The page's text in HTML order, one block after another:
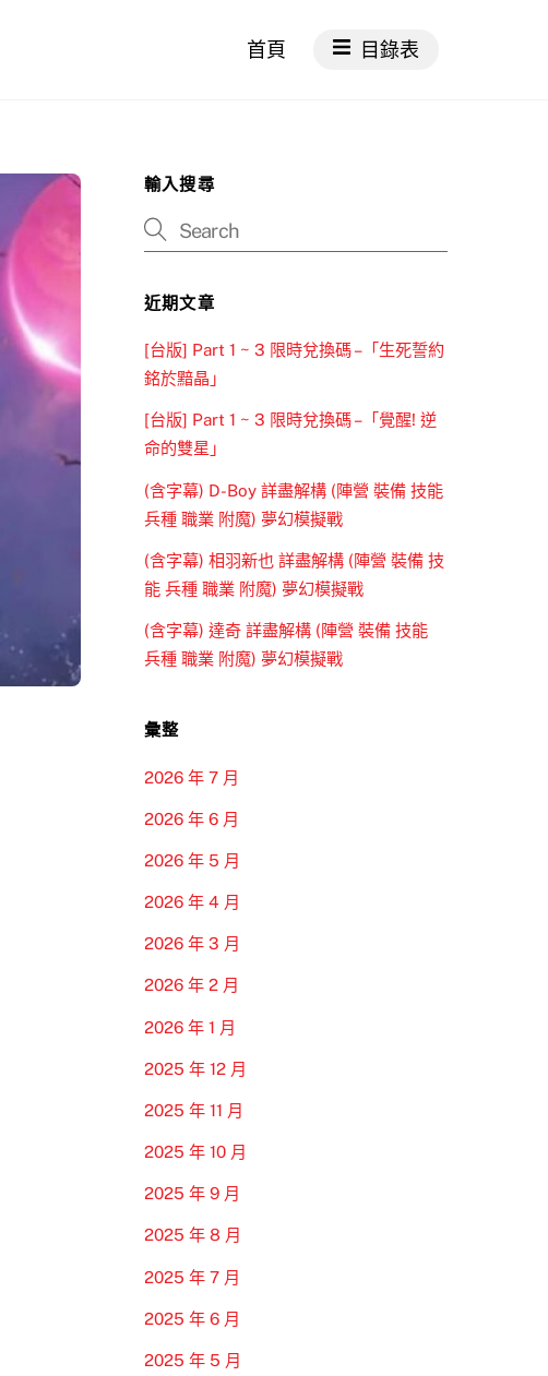
首頁 目錄表
輸入搜尋
近期文章
[台版] Part 1 ~ 3 限時兌換碼 –「生死誓約
銘於黯晶」
[台版] Part 1 ~ 3 限時兌換碼 –「覺醒! 逆
命的雙星」
(含字幕) D-Boy 詳盡解構 (陣營 裝備 技能
兵種 職業 附魔) 夢幻模擬戰
(含字幕) 相羽新也 詳盡解構 (陣營 裝備 技
能 兵種 職業 附魔) 夢幻模擬戰
(含字幕) 達奇 詳盡解構 (陣營 裝備 技能
兵種 職業 附魔) 夢幻模擬戰
彙整
2026 年 7 月
2026 年 6 月
2026 年 5 月
2026 年 4 月
2026 年 3 月
2026 年 2 月
2026 年 1 月
2025 年 12 月
2025 年 11 月
2025 年 10 月
2025 年 9 月
2025 年 8 月
2025 年 7 月
2025 年 6 月
2025 年 5 月